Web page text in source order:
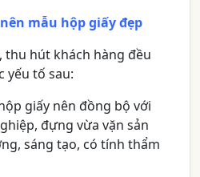
mẫu hộp giấy đẹp
thu hút khách hàng đều
yếu tố sau:
giấy nên đồng bộ với
đựng vừa vặn sản
sáng tạo, có tính thẩm